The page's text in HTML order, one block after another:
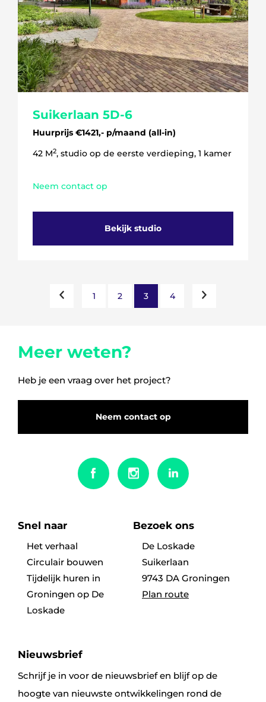
Suikerlaan 5D-6
Huurprijs €1421,- p/maand (all-in)
42 M2, studio op de eerste verdieping, 1 kamer
Neem contact op
Bekijk studio
1 2 3 4
Meer weten?
Heb je een vraag over het project?
Neem contact op
Snel naar
Het verhaal
Circulair bouwen
Tijdelijk huren in
Groningen op De
Loskade
Bezoek ons
De Loskade
Suikerlaan
9743 DA Groningen
Plan route
Nieuwsbrief
Schrijf je in voor de nieuwsbrief en blijf op de
hoogte van nieuwste ontwikkelingen rond de